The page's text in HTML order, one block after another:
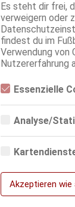
Es steht dir frei,
verweigern oder
findest du im
Verwendung von
Nutzererfahrung
Essenzielle
Essenzielle
werden. Die
Analyse/
Analyse- bzw.
Zugriffsstatistiken
Informationen
Google Analytics
Wenn Sie Google
Akzeptieren wie